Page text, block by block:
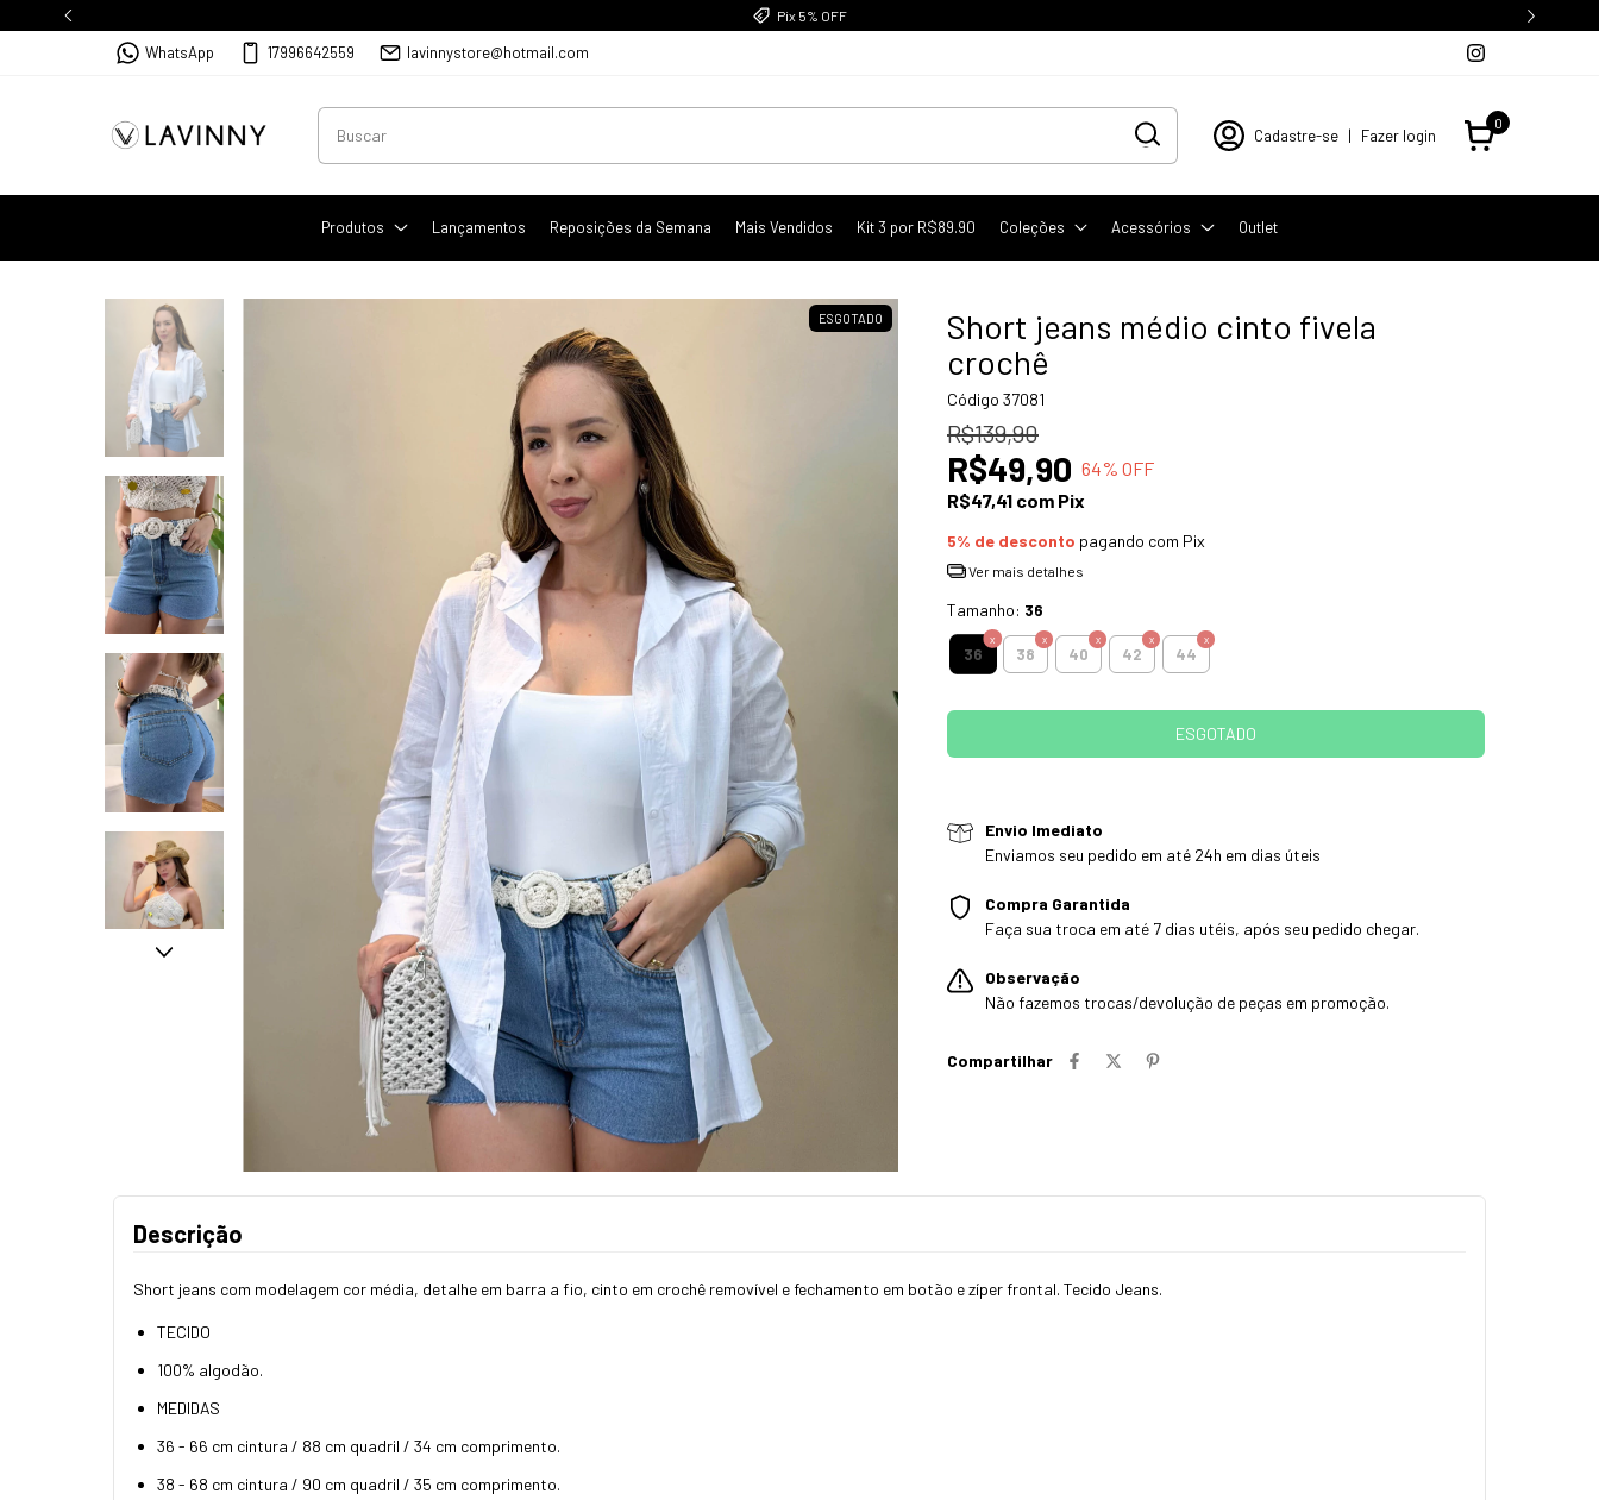
Até 5x sem juros
WhatsApp 17996642559 lavinnystore@hotmail.com
Cadastre-se | Fazer login
0
Produtos Lançamentos Reposições da Semana Mais Vendidos Kit 3 por R$89.90 Coleções Acessórios Outlet
ESGOTADO
Short jeans médio cinto fivela
crochê
Código 37081
R$139,90
R$49,90 64% OFF
R$47,41 com Pix
5% de desconto pagando com Pix
Ver mais detalhes
Tamanho: 36
36 38 40 42 44
Envio Imediato
Enviamos seu pedido em até 24h em dias úteis
Compra Garantida
Faça sua troca em até 7 dias utéis, após seu pedido chegar.
Observação
Não fazemos trocas/devolução de peças em promoção.
Compartilhar
Descrição
Short jeans com modelagem cor média, detalhe em barra a fio, cinto em crochê removível e fechamento em botão e zíper frontal. Tecido Jeans.
TECIDO
100% algodão.
MEDIDAS
36 - 66 cm cintura / 88 cm quadril / 34 cm comprimento.
38 - 68 cm cintura / 90 cm quadril / 35 cm comprimento.